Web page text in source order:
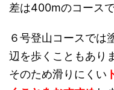
差は400mのコースで
６号登山コースでは
辺を歩くこともあり
そのため滑りにくい